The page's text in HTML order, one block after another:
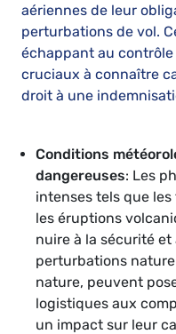
aériennes de leur
perturbations de vol.
échappant au
cruciaux à connaître
droit à une
Conditions
dangereuses: Les
intenses tels que
les éruptions
nuire à la sécurité
perturbations
nature, peuvent
logistiques aux
un impact sur leur